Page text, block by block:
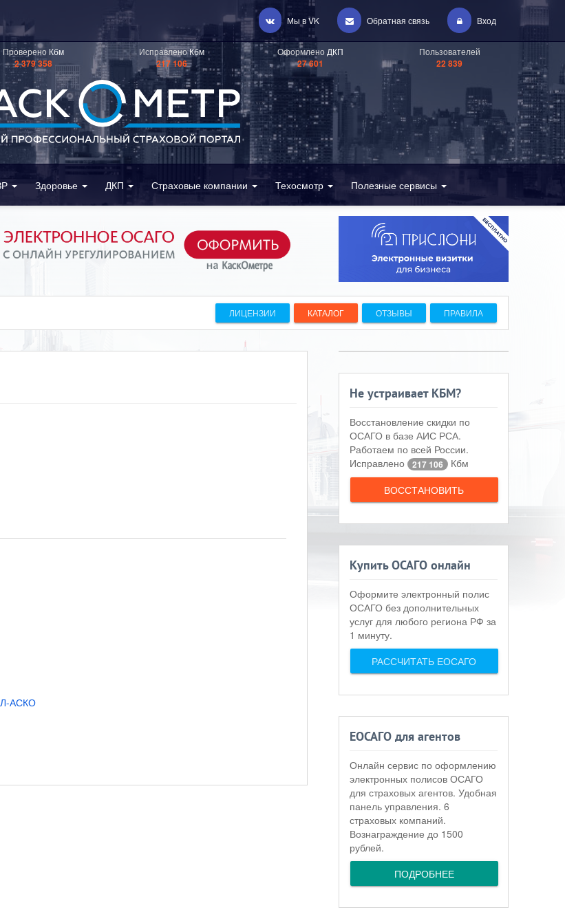
Мы в VK Обратная связь Вход
Проверено Кбм
2 379 358
ИсправленоКбм
217 106
Оформлено ДКП
27 601
Пользователей
22 839
Здоровье ДКП Страховые компании Техосмотр Полезные сервисы
ЛИЦЕНЗИИ КАТАЛОГ ОТЗЫВЫ ПРАВИЛА
АСКО
Не устраивает КБМ?
Восстановление скидки по
ОСАГО в базе АИС РСА.
Работаем по всей России.
Исправлено
217 106 Кбм
ВОССТАНОВИТЬ
Купить ОСАГО онлайн
Оформите электронный полис
ОСАГО без дополнительных
услуг для любого региона РФ за
1 минуту.
РАССЧИТАТЬ ЕОСАГО
ЕОСАГО для агентов
Онлайн сервис по оформлению
электронных полисов ОСАГО
для страховых агентов. Удобная
панель управления. 6
страховых компаний.
Вознаграждение до 1500
рублей.
ПОДРОБНЕЕ